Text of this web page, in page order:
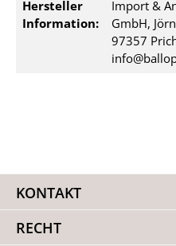
Hersteller
Information:
Import &
GmbH,
97357
KONTAKT
RECHT